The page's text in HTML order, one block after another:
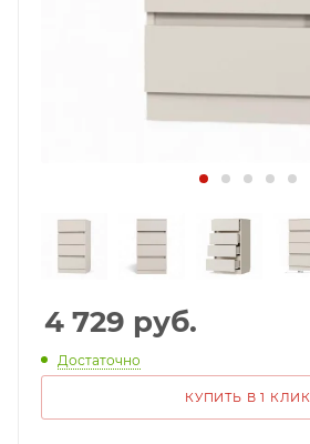
4 729 руб.
Достаточно
КУПИТЬ В 1 КЛИК